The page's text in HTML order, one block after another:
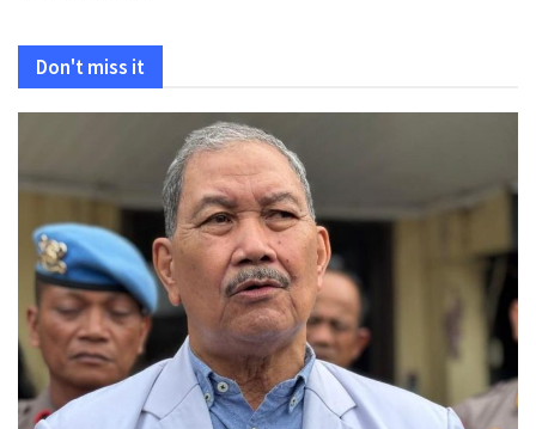
Don't miss it